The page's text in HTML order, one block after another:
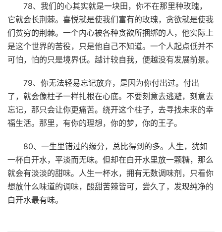
78、我们的心其实就是一块田，你不在那里种玫瑰，
它就会长荆棘。喜悦就是使我们富有的玫瑰，贪欲就是使我
们贫穷的荆棘。一个内心被各种贪欲所捆绑的人，他实际上
是这个世界的苦役，只是他自己不知道。一个人起点低并不
可怕，怕的只是境界低。越计较自我，便越没有发展前景。
79、你无法轻易忘记放弃，是因为你付出过。付出
了，就会像柱子一样扎根在心底。不要刻意去逃避，刻意去
忘记，那只会让你更痛苦。绕开这个柱子，去寻找未来的幸
福生活。那里，有你的理想，你的梦，你的王子。
80、一生里错过的缘分，总比得到的多。人生，犹如
一杯白开水，平淡而无味。但却在白开水里放一颗糖，那么
就会有淡淡的甜味。人生一杯水，拥有无数调味剂，只看你
想放什么味道的调味，酸甜苦辣皆可，尝久了，发现纯净的
白开水最有味。